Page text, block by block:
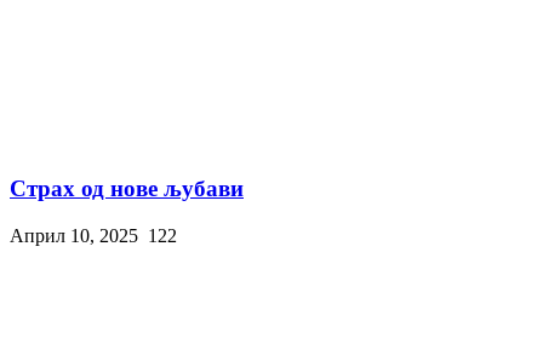
Страх од нове љубави
Април 10, 2025 122